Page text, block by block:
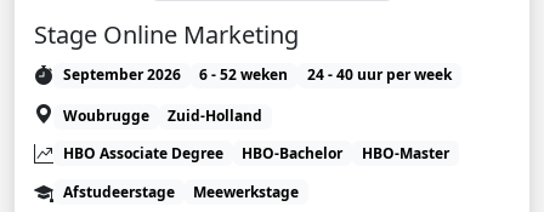
Stage Online Marketing
September 2026 6 - 52 weken
24 - 40 uur per week
Woubrugge
Zuid-Holland
HBO Associate Degree
HBO-Bachelor
HBO-Master
Afstudeerstage
Meewerkstage